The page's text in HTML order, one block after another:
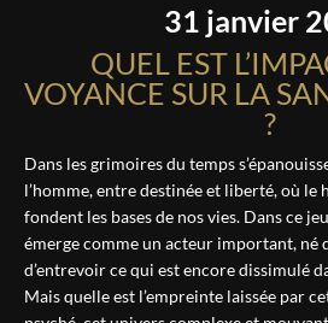
31 janvier
QUEL EST
VOYANCE SUR LA
?
Dans les grimoires du temps
l’homme, entre destinée et liberté, où le
fondent les bases de nos vies. Dans ce
émerge comme un acteur important, né
d’entrevoir ce qui est encore dissimulé
Mais quelle est l’empreinte laissée par